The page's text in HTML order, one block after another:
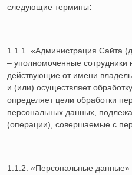
следующие термины:
1.1.1. «Администрация Сайта
– уполномоченные сотрудники
действующие от имени
и (или) осуществляет
определяет цели обработки
персональных данных,
(операции), совершаемые с
1.1.2. «Персональные